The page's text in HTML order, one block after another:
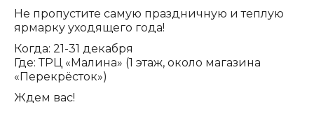
Не пропустите самую праздничную и теплую
ярмарку уходящего года!
Когда: 21-31 декабря
Где: ТРЦ «Малина» (1 этаж, около магазина
«Перекрёсток»)
Ждем вас!